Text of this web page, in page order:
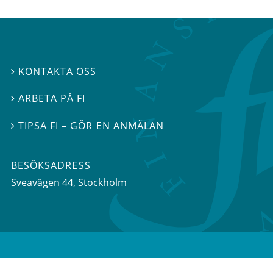
 KONTAKTA OSS
ARBETA PÅ FI
TIPSA FI – GÖR EN ANMÄLAN
BESÖKSADRESS
Sveavägen 44, Stockholm